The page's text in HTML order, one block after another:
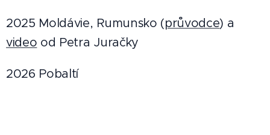
2025 Moldávie, Rumunsko (průvodce) a
video od Petra Juračky
2026 Pobaltí